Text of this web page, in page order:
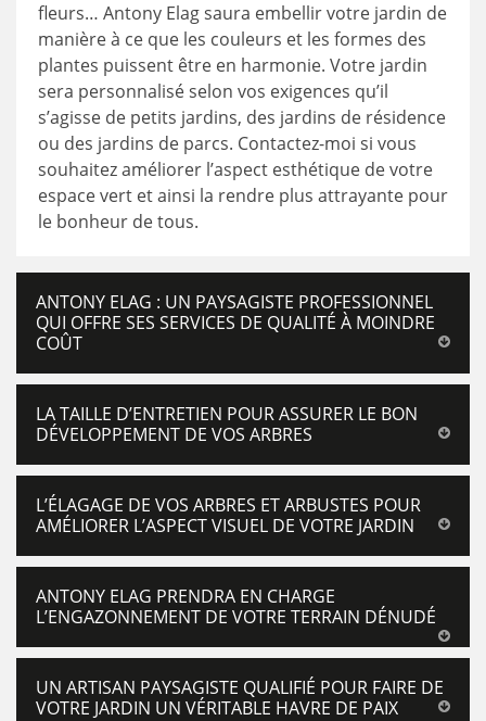
fleurs… Antony Elag saura embellir votre jardin de
manière à ce que les couleurs et les formes des
plantes puissent être en harmonie. Votre jardin
sera personnalisé selon vos exigences qu’il
s’agisse de petits jardins, des jardins de résidence
ou des jardins de parcs. Contactez-moi si vous
souhaitez améliorer l’aspect esthétique de votre
espace vert et ainsi la rendre plus attrayante pour
le bonheur de tous.
ANTONY ELAG : UN PAYSAGISTE PROFESSIONNEL
QUI OFFRE SES SERVICES DE QUALITÉ À MOINDRE
COÛT
LA TAILLE D’ENTRETIEN POUR ASSURER LE BON
DÉVELOPPEMENT DE VOS ARBRES
L’ÉLAGAGE DE VOS ARBRES ET ARBUSTES POUR
AMÉLIORER L’ASPECT VISUEL DE VOTRE JARDIN
ANTONY ELAG PRENDRA EN CHARGE
L’ENGAZONNEMENT DE VOTRE TERRAIN DÉNUDÉ
UN ARTISAN PAYSAGISTE QUALIFIÉ POUR FAIRE DE
VOTRE JARDIN UN VÉRITABLE HAVRE DE PAIX